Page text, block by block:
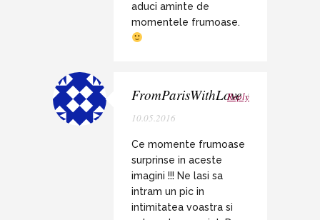
aduci aminte de
momentele frumoase.
FromParisWithLove /
10.05.2016
Reply
Ce momente frumoase
surprinse in aceste
imagini !!! Ne lasi sa
intram un pic in
intimitatea voastra si